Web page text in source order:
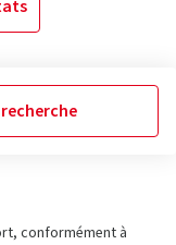
conformément à